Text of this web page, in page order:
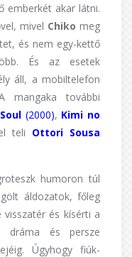
emberkét akar látni.
mivel Chikomeg
és nem egy-kettő
És az esetek
áll, a mobiltelefon
mangaka további
(2000), Kimi no
teli Ottori Sousa
humoron túl
áldozatok, főleg
visszatér és kísérti a
dráma és persze
Úgyhogy fiúk-